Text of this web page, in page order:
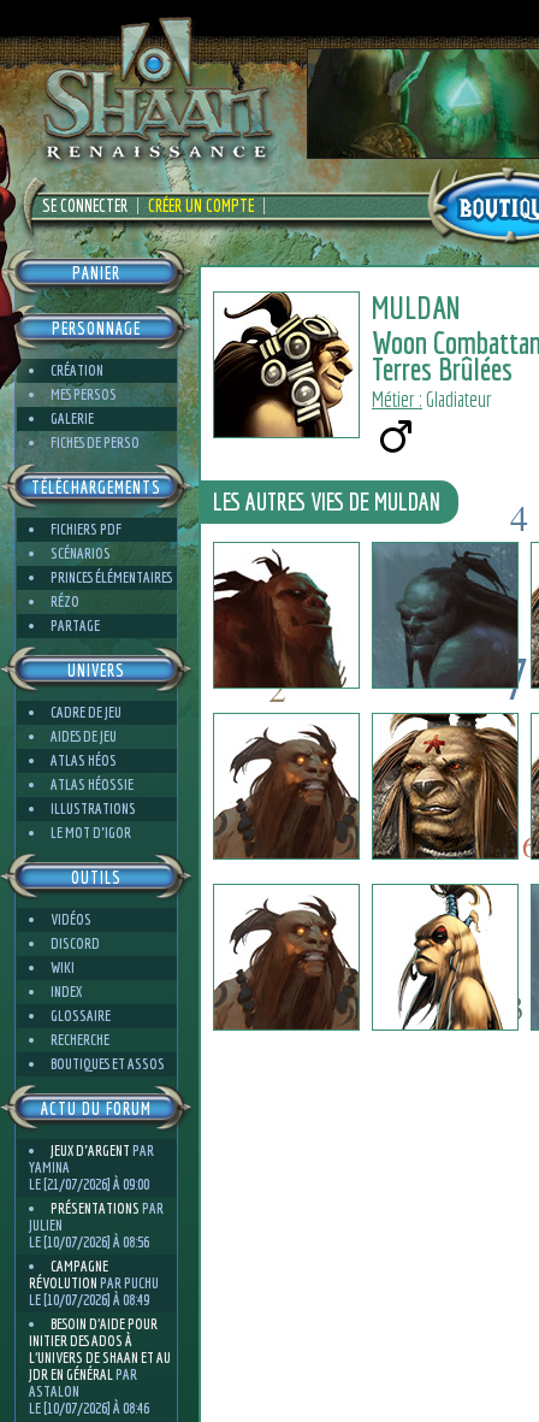
SE CONNECTER CRÉER UN COMPTE
PANIER
PERSONNAGE
CRÉATION
MES PERSOS
GALERIE
FICHES DE PERSO
TÉLÉCHARGEMENTS
FICHIERS PDF
SCÉNARIOS
PRINCES ÉLÉMENTAIRES
RÉZO
PARTAGE
UNIVERS
CADRE DE JEU
AIDES DE JEU
ATLAS HÉOS
ATLAS HÉOSSIE
ILLUSTRATIONS
LE MOT D'IGOR
OUTILS
VIDÉOS
DISCORD
WIKI
INDEX
GLOSSAIRE
RECHERCHE
BOUTIQUES ET ASSOS
ACTU DU FORUM
JEUX D'ARGENT PAR
YAMINA
LE [21/07/2026] À 09:00
PRÉSENTATIONS PAR
JULIEN
LE [10/07/2026] À 08:56
CAMPAGNE
RÉVOLUTION PAR PUCHU
LE [10/07/2026] À 08:49
BESOIN D’AIDE POUR
INITIER DES ADOS À
L’UNIVERS DE SHAAN ET AU
JDR EN GÉNÉRALPAR
ASTALON
LE [10/07/2026] À 08:46
MULDAN
Woon
Terres Brûlées
Métier : Gladiateur
6
7
7
7
7
3
5
2
2
3
4
LES AUTRES VIES DE MULDAN